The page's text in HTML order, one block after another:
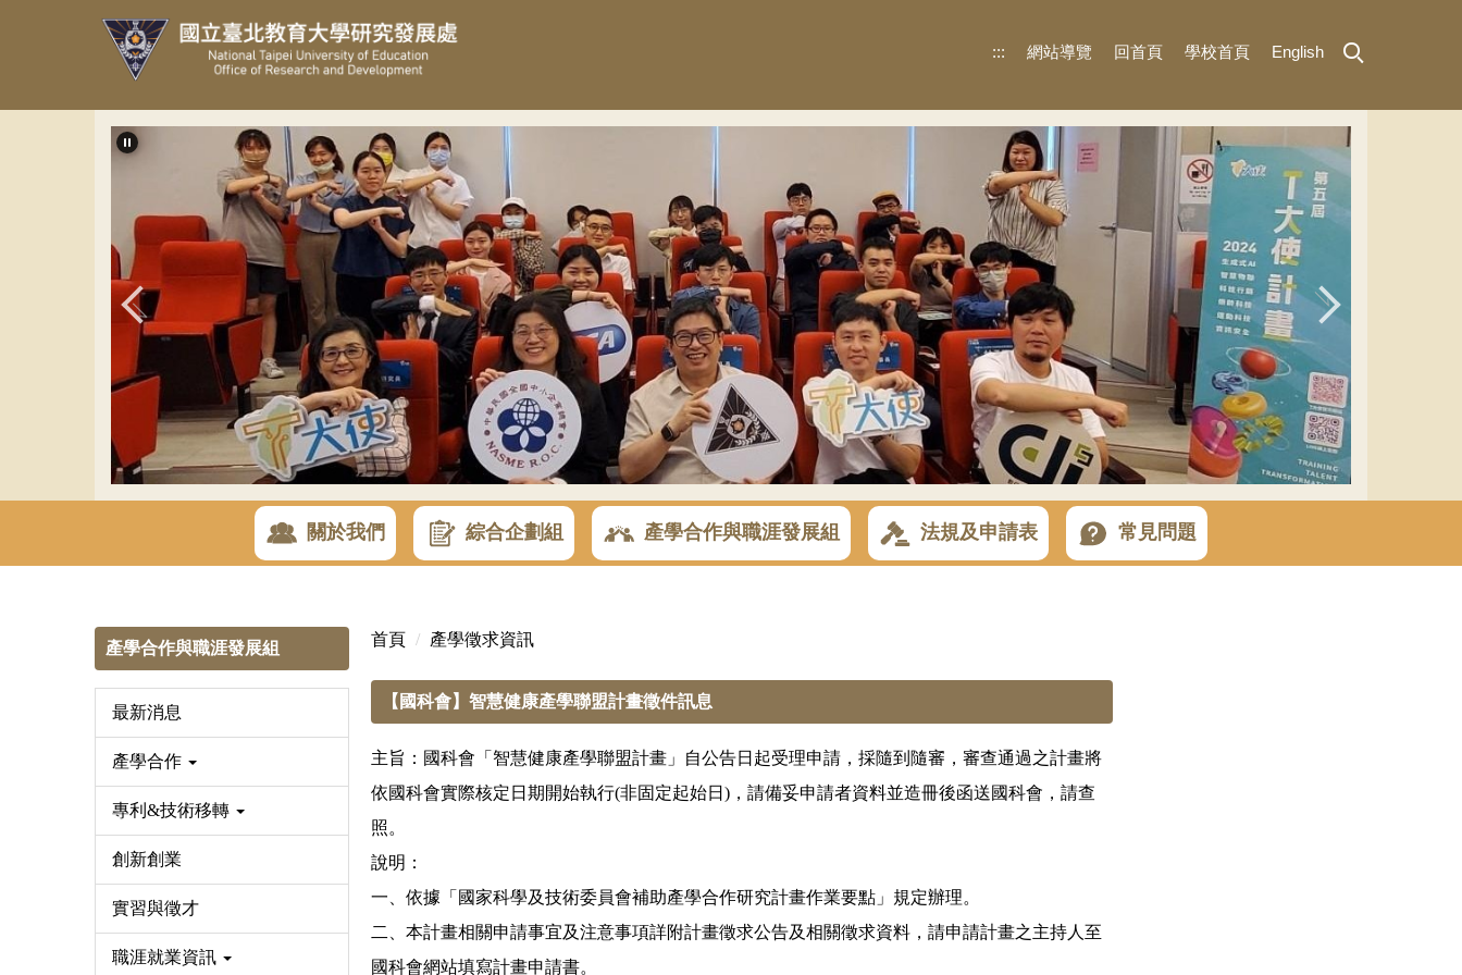
第五屆T大使計畫說明會
::: 網站導覽 回首頁 學校首頁 English
關於我們 綜合企劃組 產學合作與職涯發展組 法規及申請表 常見問題
產學合作與職涯發展組
最新消息
產學合作
專利&技術移轉
創新創業
實習與徵才
職涯就業資訊
首頁 產學徵求資訊
【國科會】智慧健康產學聯盟計畫徵件訊息
主旨：國科會「智慧健康產學聯盟計畫」自公告日起受理申請，採隨到隨審，審查通過之計畫將
依國科會實際核定日期開始執行(非固定起始日)，請備妥申請者資料並造冊後函送國科會，請查
照。
說明：
一、依據「國家科學及技術委員會補助產學合作研究計畫作業要點」規定辦理。
二、本計畫相關申請事宜及注意事項詳附計畫徵求公告及相關徵求資料，請申請計畫之主持人至
國科會網站填寫計畫申請書。